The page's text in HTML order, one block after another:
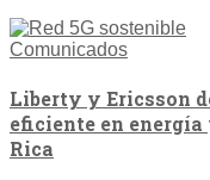
Comunicados
Liberty y Ericsson
eficiente en
Rica